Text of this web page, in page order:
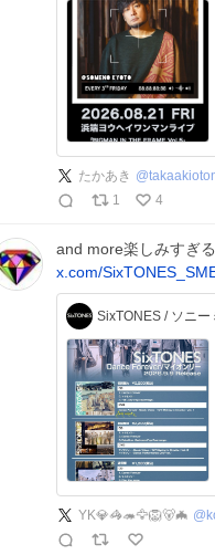
たかあき @
1
4
and more楽しみすぎ
x.com/
SixTONES / ソニー
YK💎🦓🦔🦅🦁🐻🦇 @